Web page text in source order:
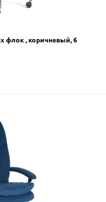
флок , коричневый, 6